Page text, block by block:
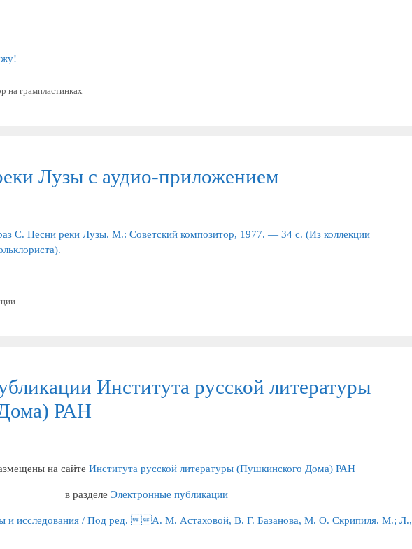
на грампластинках
Лузы с аудио-приложением
С. Песни реки Лузы. М.: Советский композитор, 1977. — 34 с. (Из коллекции
Института русской литературы
РАН
на сайте Института русской литературы (Пушкинского Дома) РАН
в разделе Электронные публикации
и исследования / Под ред. А. М. Астаховой, В. Г. Базанова, М. О. Скрипиля. М.; Л.,